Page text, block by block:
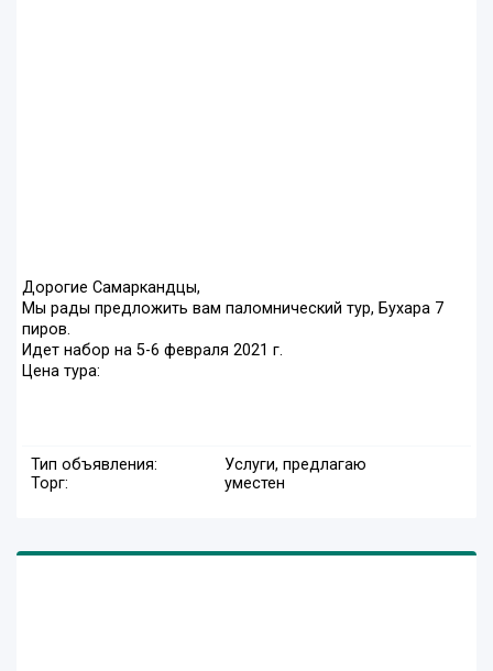
Дорогие Самаркандцы,
Мы рады предложить вам паломнический тур, Бухара 7
пиров.
Идет набор на 5-6 февраля 2021 г.
Цена тура:
Тип объявления:
Услуги, предлагаю
Торг:
уместен